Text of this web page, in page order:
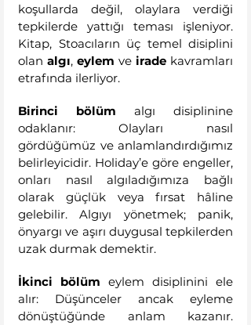
koşullarda değil, olaylara verdiği
tepkilerde yattığı teması işleniyor.
Kitap, Stoacıların üç temel disiplini
olan algı, eylem ve irade kavramları
etrafında ilerliyor.
Birinci bölüm algı disiplinine
odaklanır: Olayları nasıl
gördüğümüz ve anlamlandırdığımız
belirleyicidir. Holiday’e göre engeller,
onları nasıl algıladığımıza bağlı
olarak güçlük veya fırsat hâline
gelebilir. Algıyı yönetmek; panik,
önyargı ve aşırı duygusal tepkilerden
uzak durmak demektir.
İkinci bölüm eylem disiplinini ele
alır: Düşünceler ancak eyleme
dönüştüğünde anlam kazanır.